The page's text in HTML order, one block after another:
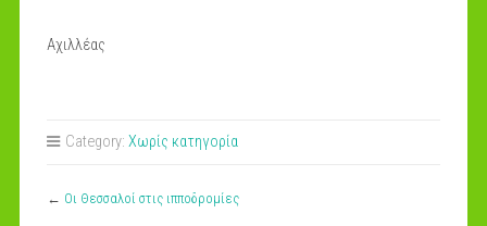
Αχιλλέας
Category: Χωρίς κατηγορία
← Οι Θεσσαλοί στις ιπποδρομίες